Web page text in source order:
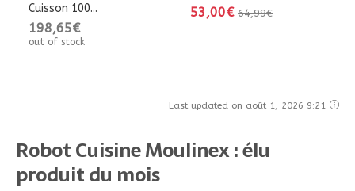
Cuisson 100...
198,65€
out of stock
53,00€ 64,99€
Last updated on août 1, 2026 9:21
Robot Cuisine Moulinex : élu
produit du mois